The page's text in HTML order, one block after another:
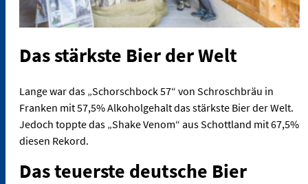
Das stärkste Bier der Welt
Lange war das „Schorschbock 57“ von Schroschbräu in
Franken mit 57,5% Alkoholgehalt das stärkste Bier der Welt.
Jedoch toppte das „Shake Venom“ aus Schottland mit 67,5%
diesen Rekord.
Das teuerste deutsche Bier